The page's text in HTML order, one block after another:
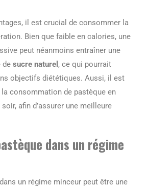
il est crucial de consommer la
Bien que faible en calories, une
peut néanmoins entraîner une
de sucre naturel , ce qui pourrait
objectifs diététiques. Aussi, il est
consommation de pastèque en
afin d’assurer une meilleure
dans un régime
un régime minceur peut être une